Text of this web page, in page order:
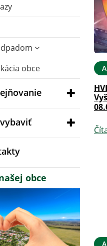
obce
obce